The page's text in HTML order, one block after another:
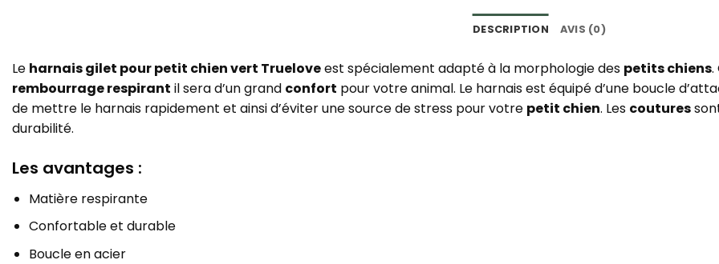
DESCRIPTION AVIS (0)
Le harnais gilet pour petit chien vert Trueloveest spécialement adapté à la morphologie des petits chiens.
rembourrage respirant il sera d’un grand confort pour votre animal. Le harnais est équipé d’une boucle
de mettre le harnais rapidement et ainsi d’éviter une source de stress pour votre petit chien. Les coutures
durabilité.
Les avantages :
Matière respirante
Confortable et durable
Boucle en acier